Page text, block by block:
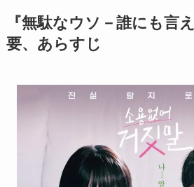
『無駄なウソ－誰にも言
要、あらすじ